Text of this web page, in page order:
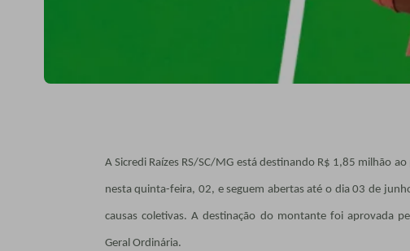
A Sicredi Raízes RS/SC/MG está destinando R$ 1,85 milhão
nesta quinta-feira, 02, e seguem abertas até o dia 03 de
causas coletivas. A destinação do montante foi aprovada
Geral Ordinária.